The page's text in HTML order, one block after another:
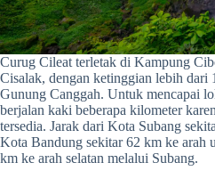
Curug Cileat terletak di Kampung
Cisalak, dengan ketinggian lebih dari
Gunung Canggah. Untuk mencapai
berjalan kaki beberapa kilometer
tersedia. Jarak dari Kota Subang
Kota Bandung sekitar 62 km ke arah
km ke arah selatan melalui Subang.